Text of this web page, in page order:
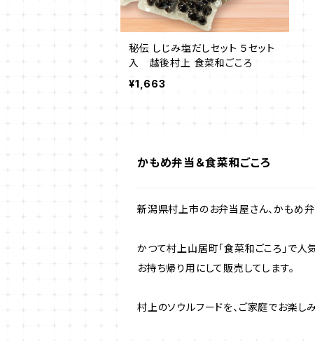
秘伝 しじみ塩だしセット ５セット
入 越後村上 食菜和ごころ
¥1,663
かもめ弁当＆食菜和ごころ
新潟県村上市のお弁当屋さん、かもめ弁
かつて村上山居町「食菜和ごころ」で人
お持ち帰り用にして販売してします。
村上のソウルフードを、ご家庭でお楽しみ